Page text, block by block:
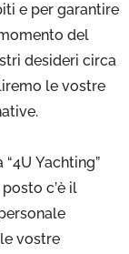
e per garantire
del
desideri circa
le vostre
Yachting”
c’è il
vostre